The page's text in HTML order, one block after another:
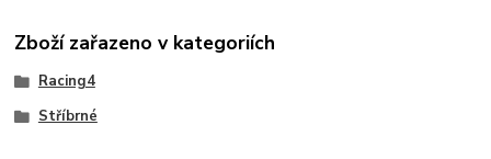
Zboží zařazeno v kategoriích
Racing4
Stříbrné